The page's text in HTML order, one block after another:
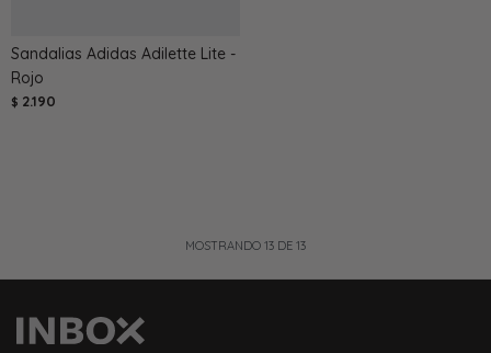
Sandalias Adidas Adilette Lite -
Rojo
$ 2.190
MOSTRANDO 13 DE 13